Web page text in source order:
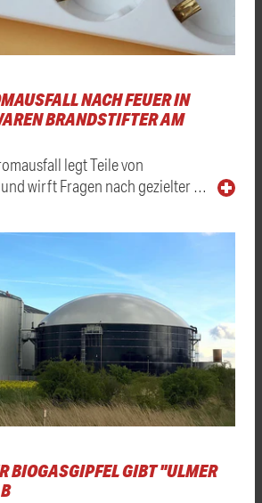
NACH FEUER IN R
BRANDSTIFTER AM W
legt Teile von
wirft Fragen nach gezielter …
BIOGASGIPFEL GIBT "ULMER